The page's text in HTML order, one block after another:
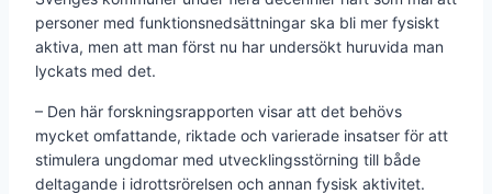
personer med funktionsnedsättningar ska bli mer fysiskt
aktiva, men att man först nu har undersökt huruvida man
lyckats med det.
– Den här forskningsrapporten visar att det behövs
mycket omfattande, riktade och varierade insatser för att
stimulera ungdomar med utvecklingsstörning till både
deltagande i idrottsrörelsen och annan fysisk aktivitet.